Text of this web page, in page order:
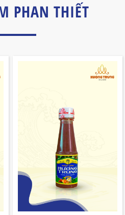
PHAN THIẾT